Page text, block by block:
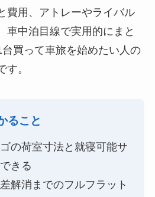
費用、アトレーやライバル
車中泊目線で実用的にまと
買って車旅を始めたい人の
。
ること
の荷室寸法と就寝可能サ
きる
解消までのフルフラット